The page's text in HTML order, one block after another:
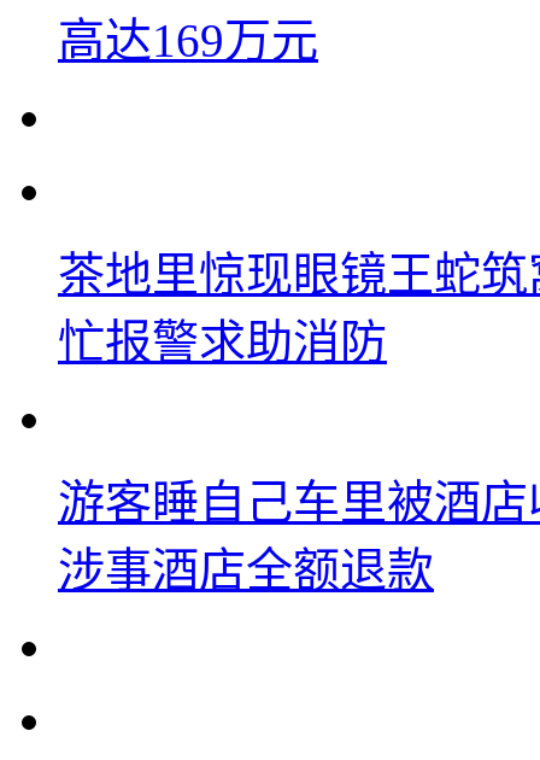
高达169万元
茶地里惊现眼镜王蛇
忙报警求助消防
游客睡自己车里被酒
涉事酒店全额退款